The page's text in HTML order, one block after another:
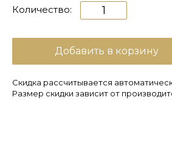
Количество:
Добавить в корзину
Скидка рассчитывается
Размер скидки зависит от